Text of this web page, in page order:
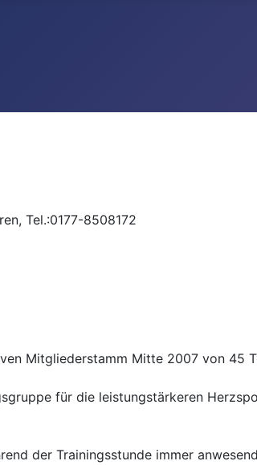
Tel.:0177-8508172
Mitgliederstamm Mitte 2007 von 45
für die leistungstärkeren
der Trainingsstunde immer